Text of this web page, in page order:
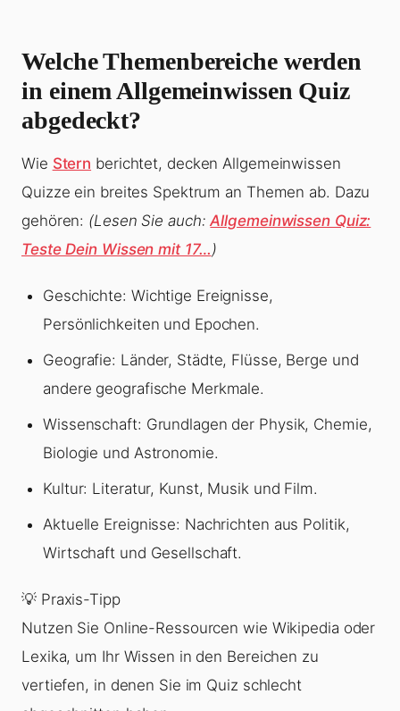
Welche Themenbereiche werden
in einem Allgemeinwissen Quiz
abgedeckt?
Wie Stern berichtet, decken Allgemeinwissen
Quizze ein breites Spektrum an Themen ab. Dazu
gehören: (Lesen Sie auch:Allgemeinwissen Quiz:
Teste Dein Wissen mit 17…)
Geschichte: Wichtige Ereignisse,
Persönlichkeiten und Epochen.
Geografie: Länder, Städte, Flüsse, Berge und
andere geografische Merkmale.
Wissenschaft: Grundlagen der Physik, Chemie,
Biologie und Astronomie.
Kultur: Literatur, Kunst, Musik und Film.
Aktuelle Ereignisse: Nachrichten aus Politik,
Wirtschaft und Gesellschaft.
💡 Praxis-Tipp
Nutzen Sie Online-Ressourcen wie Wikipedia oder
Lexika, um Ihr Wissen in den Bereichen zu
vertiefen, in denen Sie im Quiz schlecht